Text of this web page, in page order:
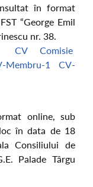
în format
“George Emil
nr. 38.
CV
Comisie
Membru-1
CV-
online, sub
în data de 18
Consiliului de
Palade Târgu